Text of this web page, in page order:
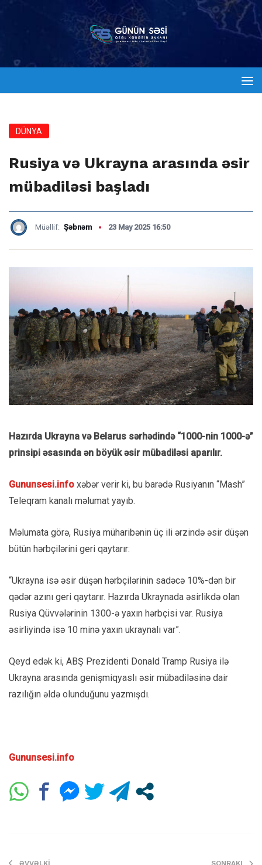
DÜNYA
Rusiya və Ukrayna arasında əsir
mübadiləsi başladı
Müəllif: Şəbnəm 23 May 2025 16:50
Hazırda Ukrayna və Belarus sərhədində “1000-nin 1000-ə”
prinsipi əsasında ən böyük əsir mübadiləsi aparılır.
Gununsesi.info xəbər verir ki, bu barədə Rusiyanın “Mash”
Teleqram kanalı məlumat yayıb.
Məlumata görə, Rusiya müharibənin üç ili ərzində əsir düşən
bütün hərbçilərini geri qaytarır:
“Ukrayna isə əsir düşən hərbçilərinin sadəcə 10%-dən bir
qədər azını geri qaytarır. Hazırda Ukraynada əsirlikdə olan
Rusiya Qüvvələrinin 1300-ə yaxın hərbçisi var. Rusiya
əsirliyində isə 10 minə yaxın ukraynalı var”.
Qeyd edək ki, ABŞ Prezidenti Donald Tramp Rusiya ilə
Ukrayna arasında genişmiqyaslı əsir mübadiləsinə dair
razılığın əldə olunduğunu yazmışdı.
Gununsesi.info
ƏVVƏLKI SONRAKI